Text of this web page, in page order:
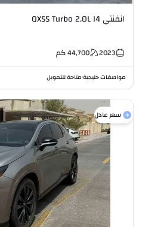
انفنتي QX55 Turbo 2.0L I4
2023
44,700كم
مواصفات خليجية•متاحة للتمويل
سعر عادل